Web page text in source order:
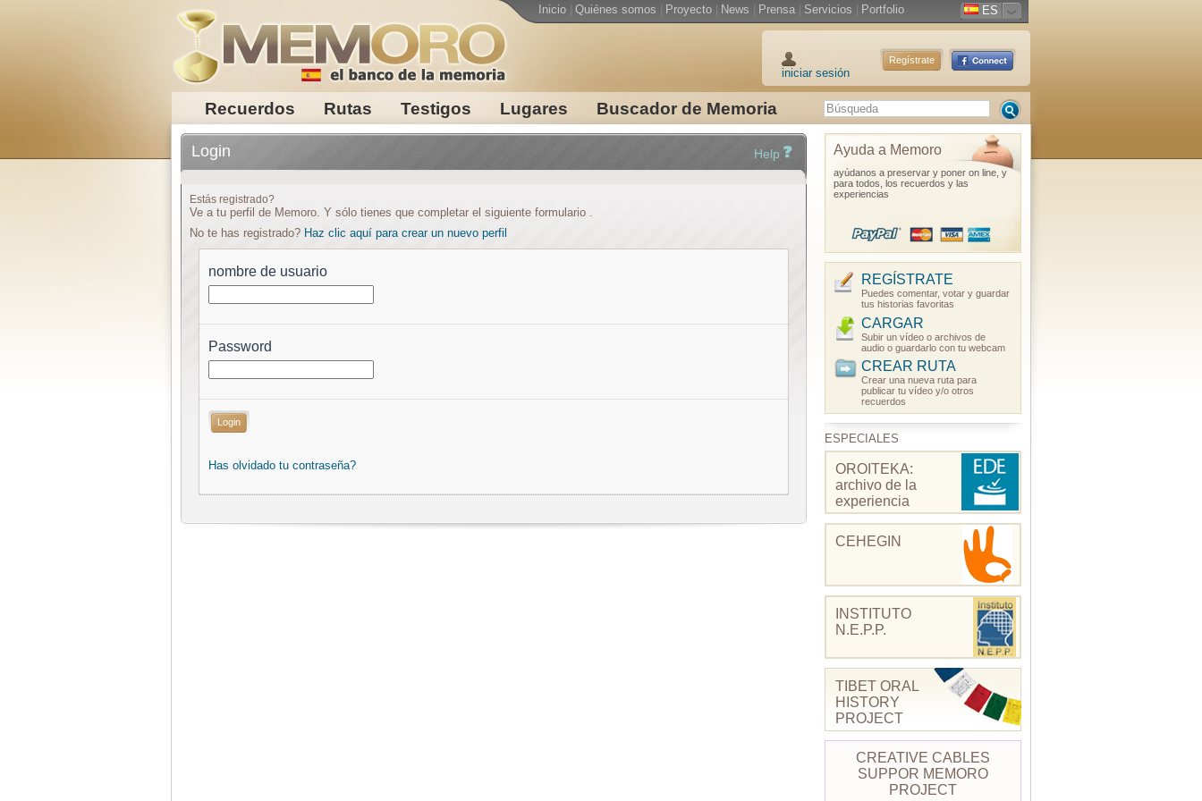
Recuerdos Rutas Testigos Lugares Buscador de Memoria
Inicio Quiénes somos Proyecto News Prensa Servicios Portfolio ES
iniciar sesión
Regístrate
Login Help
Estás registrado?
Ve a tu perfil de Memoro. Y sólo tienes que completar el siguiente formulario .
No te has registrado? Haz clic aquí para crear un nuevo perfil
nombre de usuario
Password
Login
Has olvidado tu contraseña?
Ayuda a Memoro
ayúdanos a preservar y poner on line, y
para todos, los recuerdos y las
experiencias
REGÍSTRATE
Puedes comentar, votar y guardar
tus historias favoritas
CARGAR
Subir un vídeo o archivos de
audio o guardarlo con tu webcam
CREAR RUTA
Crear una nueva ruta para
publicar tu vídeo y/o otros
recuerdos
ESPECIALES
OROITEKA:
archivo de la
experiencia
CEHEGIN
INSTITUTO
N.E.P.P.
TIBET ORAL
HISTORY
PROJECT
CREATIVE CABLES
SUPPOR MEMORO
PROJECT